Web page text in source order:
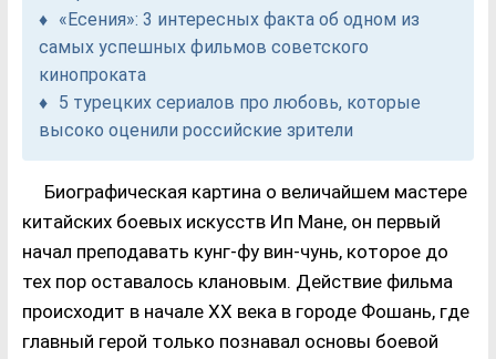
«Есения»: 3 интересных факта об одном из
самых успешных фильмов советского
кинопроката
5 турецких сериалов про любовь, которые
высоко оценили российские зрители
Биографическая картина о величайшем мастере
китайских боевых искусств Ип Мане, он первый
начал преподавать кунг-фу вин-чунь, которое до
тех пор оставалось клановым. Действие фильма
происходит в начале ХХ века в городе Фошань, где
главный герой только познавал основы боевой